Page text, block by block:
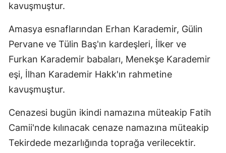
kavuşmuştur.
Amasya esnaflarından Erhan Karademir, Gülin
Pervane ve Tülin Baş'ın kardeşleri, İlker ve
Furkan Karademir babaları, Menekşe Karademir
eşi, İlhan Karademir Hakk'ın rahmetine
kavuşmuştur.
Cenazesi bugün ikindi namazına müteakip Fatih
Camii'nde kılınacak cenaze namazına müteakip
Tekirdede mezarlığında toprağa verilecektir.